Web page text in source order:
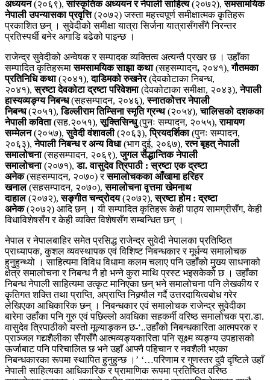
अध्ययन(२०६९),सांस्कृतिक अध्ययन र नेपाली साहित्य(२०७२),समसामयिक
नेपाली उपन्यासका प्रवृत्ति(२०७२) जस्ता महत्त्वपूर्ण समीक्षात्मक कृतिहरू
प्रकाशित छन् । सुवेदीको समीक्षा यात्रा सिर्जना यात्रासँगसँगै निरन्तर
प्रतिस्पर्धी बनेर अगाडि बढेको पाइन्छ ।
राजेन्द्र सुवेदीको अन्वेषक र सम्पादक व्यक्तित्व अत्यन्तै प्रखर छ । उहाँका
सम्पादित कृतिहरूमासमसामयिक साझा कथा(सहसम्पादन, २०४१),गौतमका
प्रतिनिधि कथा(२०४१),दाडिमको रुखनेर(देवकोटाका निबन्ध,
२०४१),स्रष्टा देवकोटा द्रष्टा परिवेशमा(देवकोटाका समीक्षा, २०४३),नेपाली
हास्यव्यङ्ग्य निबन्ध(सहसम्पादन, २०४६), स्नातकोत्तर नेपाली
निबन्ध(२०५१),डिल्लीराम तिम्सिना स्मृति ग्रन्थ(२०५४),चालिसको दशकका
नेपाली कविता(सह.२०५१),सूक्तिसिन्धु(पुनः सम्पादन, २०५५),रामायण
सम्मेलन(२०५७),सुवेदी वंशावली(२०६३),प्रियदर्शिका(पुनः सम्पादन,
२०६३),नेपाली निबन्ध र अन्य विधा(भाग दुई, २०६७),रत्न बृहत् नेपाली
समालोचना(सहसम्पादन, २०६९),जुगल सैद्धान्तिक नेपाली
समालोचना(२०७१),डा. वासुदेव त्रिपाठी : स्रष्टा एक द्रष्टा
अनेक(सहसम्पादन, २०७०) रसमालोचकका आँखामा हरिहर
खनाल(सहसम्पादन, २०७०),समालोचना वृत्तमा खेमनाथ
दाहाल(२०७२),सङ्गीत चन्द्रोदय(२०७२),स्रष्टा होम : द्रष्टा
अनेक(२०७२) आदि छन् । यी सम्पादित कृतिहरू केही पाठ्य सामग्रीसँग, केही
विधाविशेषसँग र केही व्यक्ति विशेषसँग सम्बन्धित छन् ।
नेपाल र नेपालबाहिर समेत प्रसिद्ध राजेन्द्र सुवेदी नेपालका प्रतिष्ठित
प्राध्यापक, कुशल व्यवस्थापक एवं विशिष्ट निबन्धकार र मूर्धन्य समालोचक
हुनुहुन्थ्यो । साहित्यमा विविध विधामा कलम चलाए पनि उहाँको मुख्य साधनाको
क्षेत्र समालोचना र निबन्ध नै हो भन्ने कुरा माथि प्रस्ट भइसकेको छ । उहाँका
निबन्ध नेपाली साहित्यमा उत्कृट मानिएका छन् भने समालोचना पनि लेखकीय र
कृतिगत शक्ति तथा प्राप्ति, अप्राप्ति निक्र्यौल गर्दै उत्तरदायित्वबोध गरेर
लेखिएका आधिकारिक छन् । निबन्धकार एवं समालोचक राजेन्द्र सुवेदीका
बारेमा उहाँका पनि गुरु एवं पछिल्लो अवधिका सहकर्मी वरिष्ठ समालोचक प्रा.डा.
वासुदेव त्रिपाठीको यस्तो मूल्याङ्कन छ-‘..उहाँको निबन्धकारिता आत्मपरक र
प्राञ्जल गद्यशैलीका सँगसँगै आत्मव्यङ्यकारिता पनि सूक्ष्म व्यङ्ग्य उपहासको
ऊर्जाबाट पनि परिचालित छ भने उहाँ आफ्नै पहिचान र नवशैली भएका
निबन्धकारका रूपमा स्थापित हुनुहुन्छ ।’ ‘…परिणाम र गुणस्तर दुवै दृष्टिले उहाँ
नेपाली साहित्यका आधिकारिक र प्रामाणिक रूपमा प्रतिष्ठित वरिष्ठ